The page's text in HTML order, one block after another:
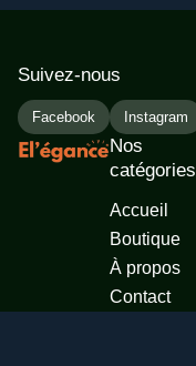
Suivez-nous
Facebook Instagram
Nos
catégories
Accueil
Boutique
À propos
Contact